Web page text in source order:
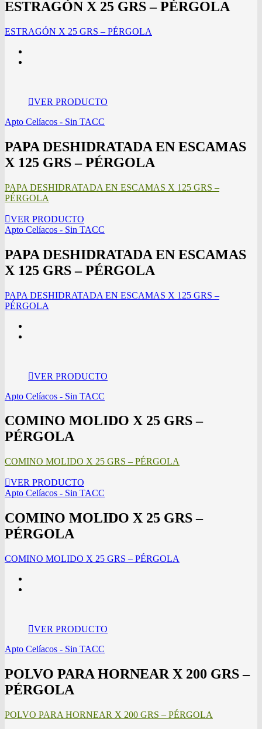
ESTRAGÓN X 25 GRS – PÉRGOLA
ESTRAGÓN X 25 GRS – PÉRGOLA
VER PRODUCTO
Apto Celíacos - Sin TACC
PAPA DESHIDRATADA EN ESCAMAS
X 125 GRS – PÉRGOLA
PAPA DESHIDRATADA EN ESCAMAS X 125 GRS –
PÉRGOLA
VER PRODUCTO
Apto Celíacos - Sin TACC
PAPA DESHIDRATADA EN ESCAMAS
X 125 GRS – PÉRGOLA
PAPA DESHIDRATADA EN ESCAMAS X 125 GRS –
PÉRGOLA
VER PRODUCTO
Apto Celíacos - Sin TACC
COMINO MOLIDO X 25 GRS –
PÉRGOLA
COMINO MOLIDO X 25 GRS – PÉRGOLA
VER PRODUCTO
Apto Celíacos - Sin TACC
COMINO MOLIDO X 25 GRS –
PÉRGOLA
COMINO MOLIDO X 25 GRS – PÉRGOLA
VER PRODUCTO
Apto Celíacos - Sin TACC
POLVO PARA HORNEAR X 200 GRS –
PÉRGOLA
POLVO PARA HORNEAR X 200 GRS – PÉRGOLA